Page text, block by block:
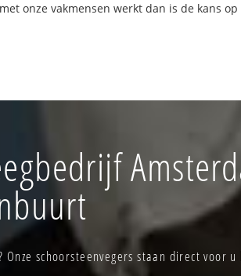
onze vakmensen werkt dan is de kans
schoorsteenvegers staan direct voor